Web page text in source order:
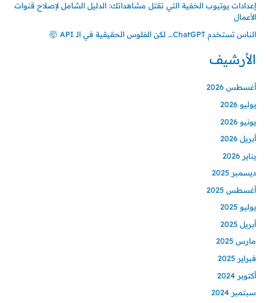
إعدادات يوتيوب الخفية التي تقتل مشاهداتك: الدليل الشامل لإصلاح قنوات
الأعمال
الناس تستخدم ChatGPT… لكن الفلوس الحقيقية في الـ API 🤯
الأرشيف
أغسطس 2026
يوليو 2026
يونيو 2026
أبريل 2026
يناير 2026
ديسمبر 2025
أغسطس 2025
يوليو 2025
أبريل 2025
مارس 2025
فبراير 2025
أكتوبر 2024
سبتمبر 2024